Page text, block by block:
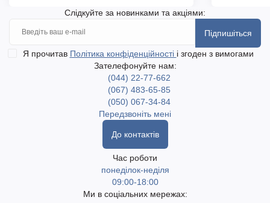
Слідкуйте за новинками та акціями:
Підпишіться
Я прочитав Політика конфіденційності і згоден з вимогами
Зателефонуйте нам:
(044) 22-77-662
(067) 483-65-85
(050) 067-34-84
Передзвоніть мені
До контактів
Час роботи
понеділок-неділя
09:00-18:00
Ми в соціальних мережах: